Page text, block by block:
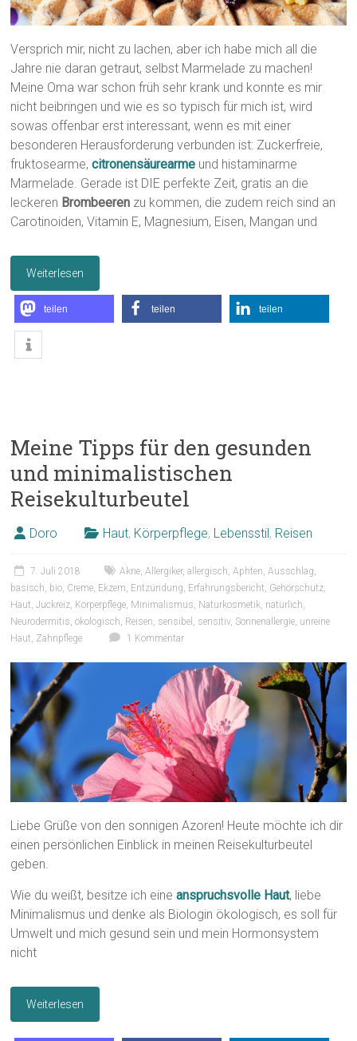
Versprich mir, nicht zu lachen, aber ich habe mich all die
Jahre nie daran getraut, selbst Marmelade zu machen!
Meine Oma war schon früh sehr krank und konnte es mir
nicht beibringen und wie es so typisch für mich ist, wird
sowas offenbar erst interessant, wenn es mit einer
besonderen Herausforderung verbunden ist: Zuckerfreie,
fruktosearme,citronensäurearme und histaminarme
Marmelade. Gerade ist DIE perfekte Zeit, gratis an die
leckeren Brombeeren zu kommen, die zudem reich sind an
Carotinoiden, Vitamin E, Magnesium, Eisen, Mangan und
Weiterlesen
teilen teilen teilen
Meine Tipps für den gesunden
und minimalistischen
Reisekulturbeutel
Doro Haut, Körperpflege, Lebensstil, Reisen
7. Juli 2018 Akne ,Allergiker,allergisch ,Aphten ,Ausschlag
basisch
bio Creme Ekzem Entzündung Erfahrungsbericht Gehörschutz
Haut ,Juckreiz Körperpflege Minimalismus Naturkosmetik natürlich
Neurodermitis ,ökologisch Reisen sensibel sensitiv, Sonnenallergie unreine
Haut Zahnpflege 1 Kommentar
Liebe Grüße von den sonnigen Azoren! Heute möchte ich dir
einen persönlichen Einblick in meinen Reisekulturbeutel
geben.
Wie du weißt, besitze ich eineanspruchsvolle Haut, liebe
Minimalismus und denke als Biologin ökologisch, es soll für
Umwelt und mich gesund sein und mein Hormonsystem
nicht
Weiterlesen